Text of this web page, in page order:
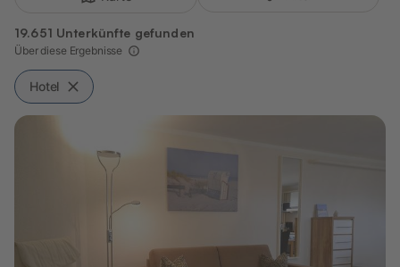
19.651 Unterkünfte gefunden
Über diese Ergebnisse
Hotel